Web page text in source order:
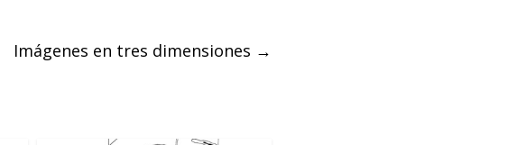
Imágenes en tres dimensiones →